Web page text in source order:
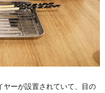
ヤーが設置されていて、目の